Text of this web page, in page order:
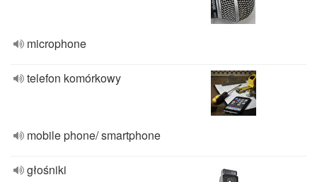
microphone
telefon komórkowy
mobile phone/ smartphone
głośniki